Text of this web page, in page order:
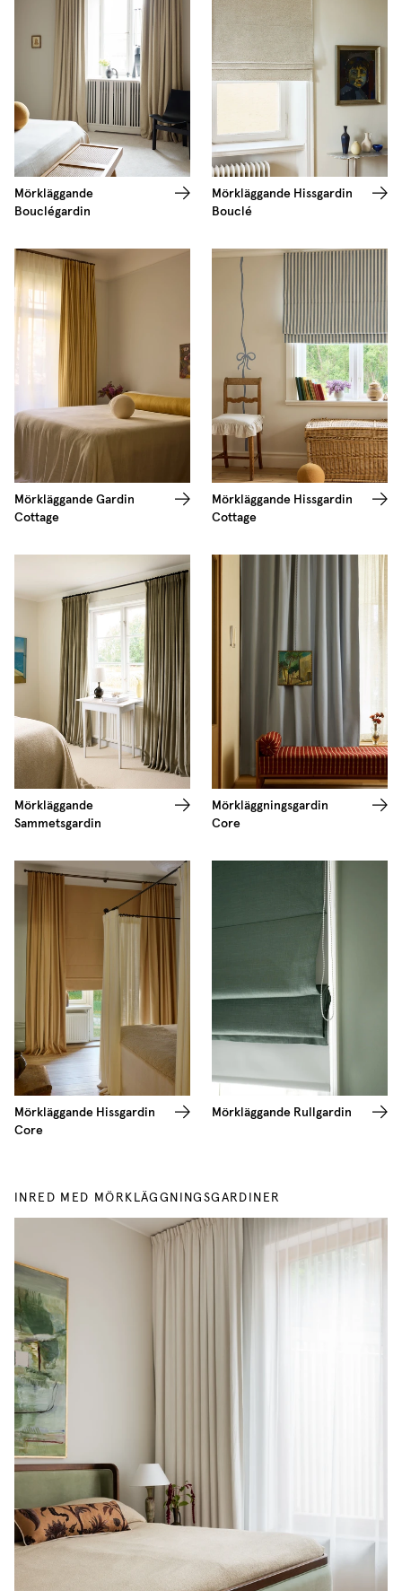
Mörkläggande
Bouclégardin
Mörkläggande Hissgardin
Bouclé
Mörkläggande Gardin
Cottage
Mörkläggande Hissgardin
Cottage
Mörkläggande
Sammetsgardin
Mörkläggningsgardin
Core
Mörkläggande Hissgardin
Core
Mörkläggande Rullgardin
INRED MED MÖRKLÄGGNINGSGARDINER